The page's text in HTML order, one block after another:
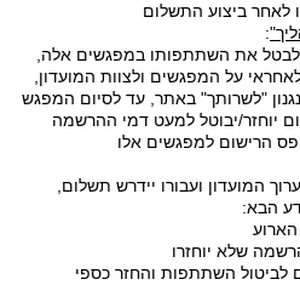
לאחר ביצוע התשלום
:
את השתתפותו במפגשים אלה,
לאחראי על המפגשים ולצוות המועדון,
"לשרותך" באתר, עד לסיום המפגש
יוחזר/יבוטל למעט דמי ההרשמה
הרישום למפגשים אלו
המועדון ועבורו יידרש תשלום,
הבא:
שלא יוחזרו
לביטול השתתפות והחזר כספי